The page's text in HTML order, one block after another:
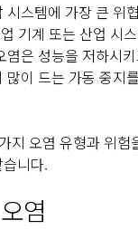
시스템에 가장 큰 위
기계 또는 산업 시
염은 성능을 저하시
많이 드는 가동 중지
지 오염 유형과 위험
니다.
염